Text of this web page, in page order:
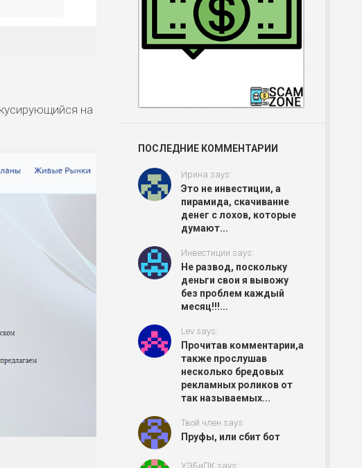
на
ПОСЛЕДНИЕ КОММЕНТАРИИ
Ирина says:
Это не инвестиции, а
пирамида, скачивание
денег с лохов, которые
думают...
Инвестиции says:
Не развод, поскольку
деньги свои я вывожу
без проблем каждый
месяц!!!...
Lev says:
Прочитав комментарии,а
также прослушав
несколько бредовых
рекламных роликов от
так называемых...
Твой член says:
Пруфы, или сбит бот
УЭБиПК says: